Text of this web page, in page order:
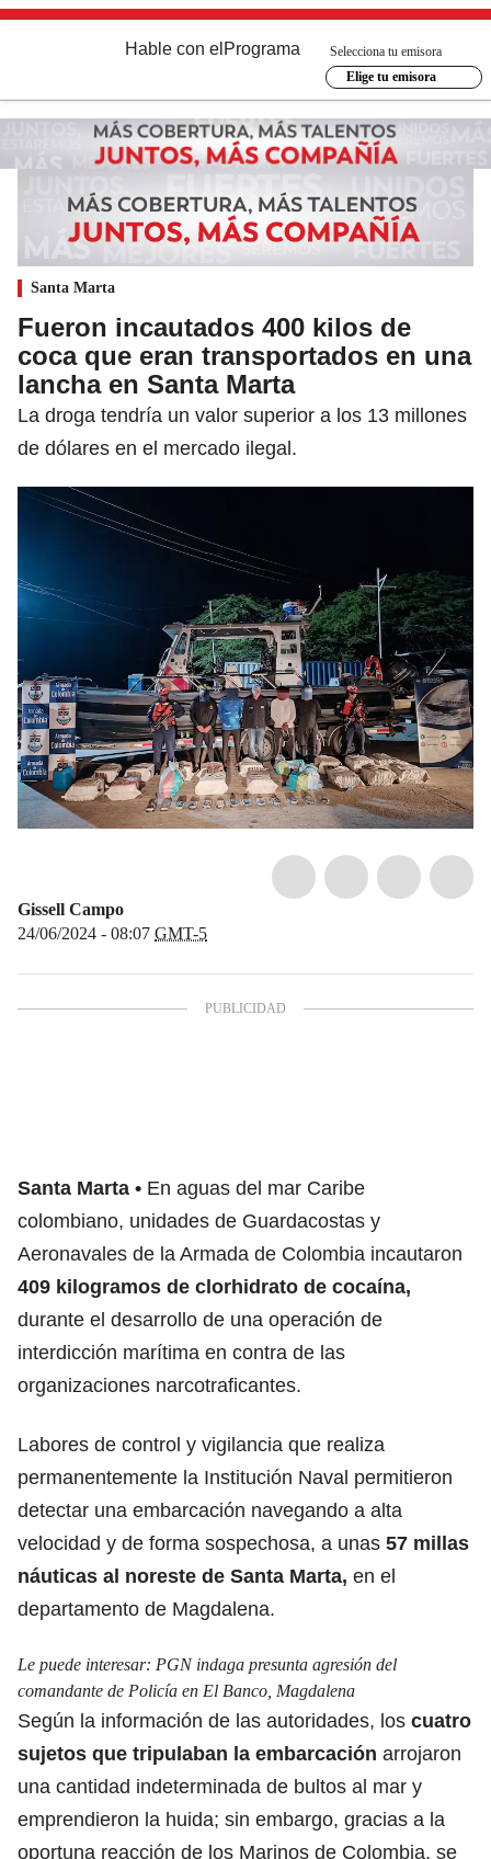
Hable con el Programa
Selecciona tu emisora
Elige tu emisora
Santa Marta
Fueron incautados 400 kilos de
coca que eran transportados en una
lancha en Santa Marta
La droga tendría un valor superior a los 13 millones
de dólares en el mercado ilegal.
Gissell Campo
24/06/2024 - 08:07 GMT-5
Santa Marta
En aguas del mar Caribe
colombiano, unidades de Guardacostas y
Aeronavales de la Armada de Colombia incautaron
409 kilogramos de clorhidrato de cocaína,
durante el desarrollo de una operación de
interdicción marítima en contra de las
organizaciones narcotraficantes.
Labores de control y vigilancia que realiza
permanentemente la Institución Naval permitieron
detectar una embarcación navegando a alta
velocidad y de forma sospechosa, a unas 57 millas
náuticas al noreste de Santa Marta, en el
departamento de Magdalena.
Le puede interesar: PGN indaga presunta agresión del
comandante de Policía en El Banco, Magdalena
Según la información de las autoridades, los cuatro
sujetos que tripulaban la embarcación arrojaron
una cantidad indeterminada de bultos al mar y
emprendieron la huida; sin embargo, gracias a la
oportuna reacción de los Marinos de Colombia, se